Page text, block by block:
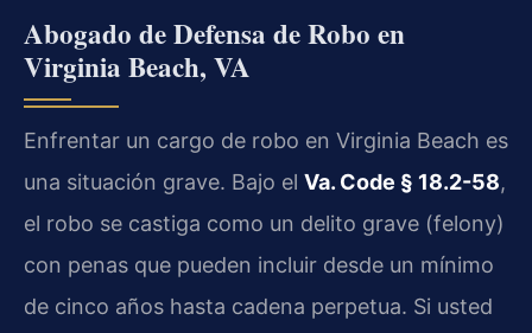
Abogado de Defensa de Robo en
Virginia Beach, VA
Enfrentar un cargo de robo en Virginia Beach es
una situación grave. Bajo el Va. Code § 18.2-58,
el robo se castiga como un delito grave (felony)
con penas que pueden incluir desde un mínimo
de cinco años hasta cadena perpetua. Si usted